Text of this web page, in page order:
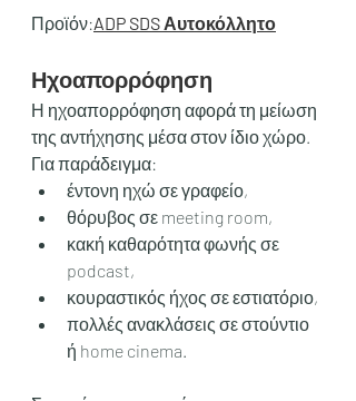
Προϊόν:ADP SDS Αυτοκόλλητο
Ηχοαπορρόφηση
Η ηχοαπορρόφηση αφορά τη μείωση
της αντήχησης μέσα στον ίδιο χώρο.
Για παράδειγμα:
έντονη ηχώ σε γραφείο,
θόρυβος σε meeting room,
κακή καθαρότητα φωνής σε
podcast,
κουραστικός ήχος σε εστιατόριο,
πολλές ανακλάσεις σε στούντιο
ή home cinema.